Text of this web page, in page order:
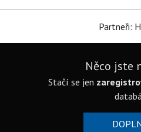
Partneři:
Něco jste
Stačí se jen